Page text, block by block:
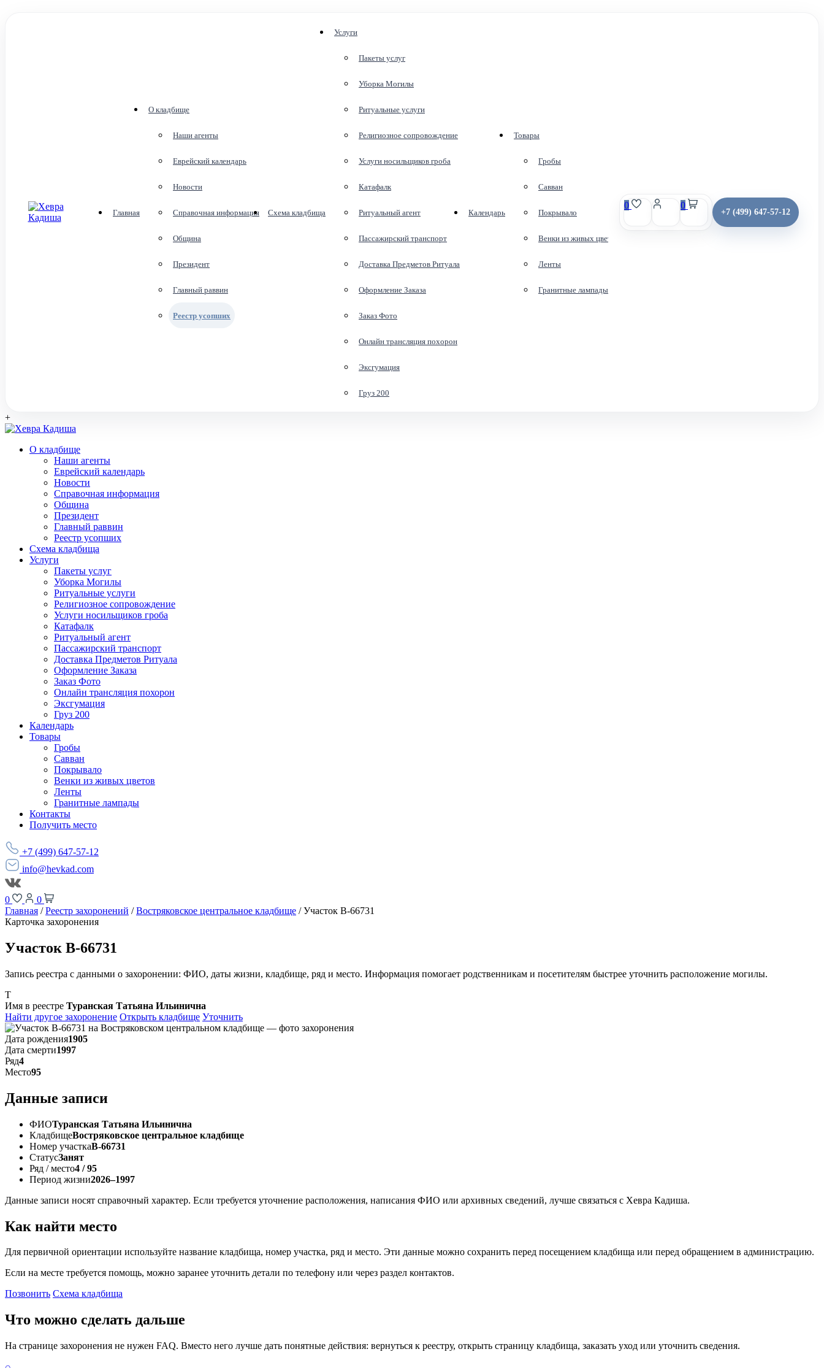
Главная
О кладбище
Наши агенты
Еврейский календарь
Новости
Справочная информация
Община
Президент
Главный раввин
Реестр усопших
Схема кладбища
Услуги
Пакеты услуг
Уборка Могилы
Ритуальные услуги
Религиозное сопровождение
Услуги носильщиков гроба
Катафалк
Ритуальный агент
Пассажирский транспорт
Доставка Предметов Ритуала
Оформление Заказа
Заказ Фото
Онлайн трансляция похорон
Эксгумация
Груз 200
Календарь
Товары
Гробы
Савван
Покрывало
Венки из живых цветов
Ленты
Гранитные лампады
Получить место Контакты
0 0
+7 (499) 647-57-12
+
О кладбище
Наши агенты
Еврейский календарь
Новости
Справочная информация
Община
Президент
Главный раввин
Реестр усопших
Схема кладбища
Услуги
Пакеты услуг
Уборка Могилы
Ритуальные услуги
Религиозное сопровождение
Услуги носильщиков гроба
Катафалк
Ритуальный агент
Пассажирский транспорт
Доставка Предметов Ритуала
Оформление Заказа
Заказ Фото
Онлайн трансляция похорон
Эксгумация
Груз 200
Календарь
Товары
Гробы
Савван
Покрывало
Венки из живых цветов
Ленты
Гранитные лампады
Контакты
Получить место
+7 (499) 647-57-12
info@hevkad.com
0
0
Главная / Реестр захоронений / Востряковское центральное кладбище / Участок В-66731
Карточка захоронения
Участок В-66731
Запись реестра с данными о захоронении: ФИО, даты жизни, кладбище, ряд и место. Информация помогает родственникам и посетителям быстрее уточнить расположение могилы.
Т
Имя в реестре Туранская Татьяна Ильинична
Найти другое захоронение Открыть кладбище Уточнить
Дата рождения1905
Дата смерти1997
Ряд4
Место95
Данные записи
ФИОТуранская Татьяна Ильинична
КладбищеВостряковское центральное кладбище
Номер участкаВ-66731
СтатусЗанят
Ряд / место4 / 95
Период жизни2026–1997
Данные записи носят справочный характер. Если требуется уточнение расположения, написания ФИО или архивных сведений, лучше связаться с Хевра Кадиша.
Как найти место
Для первичной ориентации используйте название кладбища, номер участка, ряд и место. Эти данные можно сохранить перед посещением кладбища или перед обращением в администрацию.
Если на месте требуется помощь, можно заранее уточнить детали по телефону или через раздел контактов.
Позвонить Схема кладбища
Что можно сделать дальше
На странице захоронения не нужен FAQ. Вместо него лучше дать понятные действия: вернуться к реестру, открыть страницу кладбища, заказать уход или уточнить сведения.